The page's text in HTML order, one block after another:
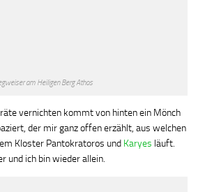
am Heiligen Berg Athos
vernichten kommt von hinten ein Mönch
der mir ganz offen erzählt, aus welchen
Kloster Pantokratoros und Karyes läuft.
und ich bin wieder allein.